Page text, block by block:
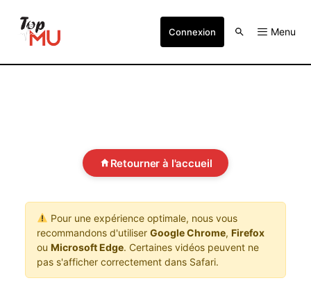
Connexion Menu
Retourner à l'accueil
Pour une expérience optimale, nous vous
recommandons d'utiliser Google Chrome, Firefox
ou Microsoft Edge. Certaines vidéos peuvent ne
pas s'afficher correctement dans Safari.